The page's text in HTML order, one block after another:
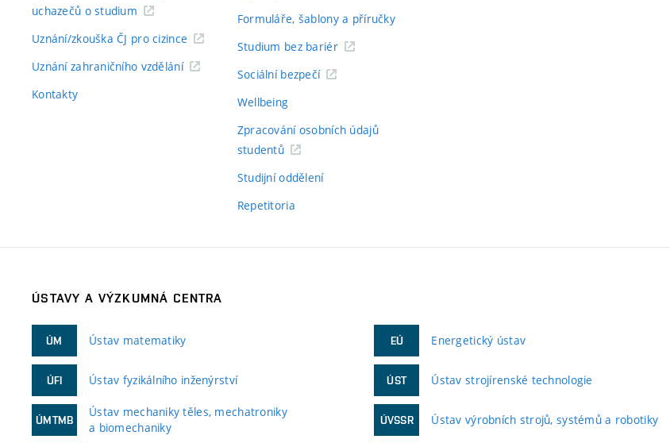
uchazečů o studium
Uznání/zkouška ČJ pro cizince
Uznání zahraničního vzdělání
Kontakty
Formuláře, šablony a příručky
Studium bez bariér
Sociální bezpečí
Wellbeing
Zpracování osobních údajů
studentů
Studijní oddělení
Repetitoria
ÚSTAVY A VÝZKUMNÁ CENTRA
ÚM Ústav matematiky
ÚFI Ústav fyzikálního inženýrství
ÚMTMB
Ústav mechaniky těles, mechatroniky
a biomechaniky
EÚ Energetický ústav
ÚST Ústav strojírenské technologie
ÚVSSR Ústav výrobních strojů, systémů a robotiky